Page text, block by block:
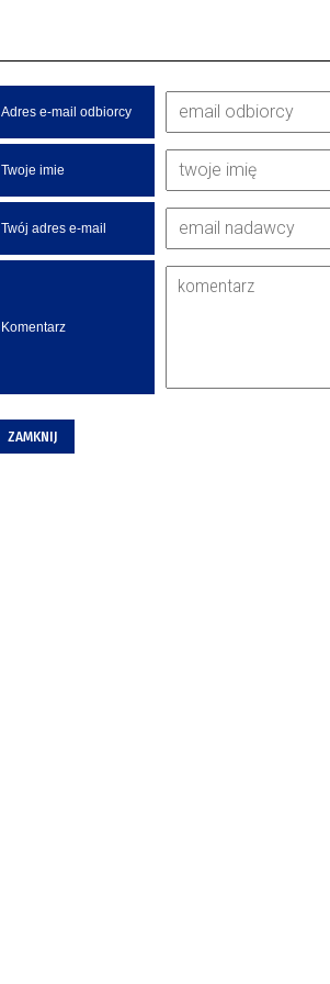
Adres e-mail odbiorcy
Twoje imie
Twój adres e-mail
Komentarz